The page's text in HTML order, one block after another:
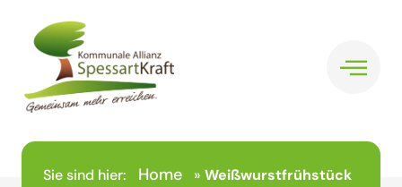
Sie sind hier: Home » Weißwurstfrühstück